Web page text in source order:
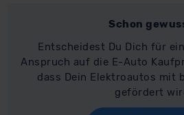
Schon
Entscheidest Du Dich für
Anspruch auf die E-Auto
dass Dein Elektroautos mit
gefördert